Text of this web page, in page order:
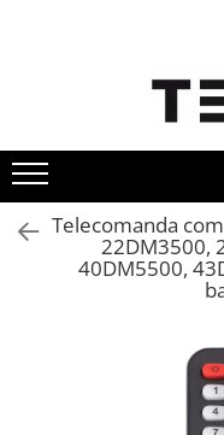
Telecomenzi TV
Telecomenzi Samsung
Telecomenzi Akai
Telecomenzi Allview
Telecomenzi Blaupunkt
Telecomanda
22DM3500,
40DM5500,